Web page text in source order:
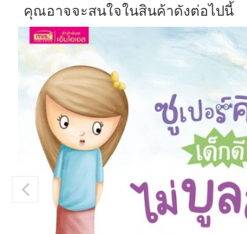
คุณอาจจะสนใจในสินค้าดังต่อไปนี้